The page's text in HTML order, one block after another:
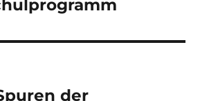
der